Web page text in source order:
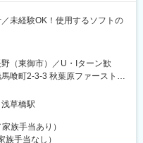
未経験OK！使用するソフトの
（東御市）／U・Iターン歓
喰町2-3-3 秋葉原ファーストス
り徒歩3分■JR中央・総武線
鉄浅草線「浅草橋駅」より徒
動車道「東部湯の丸IC」より
ー通勤可、駐車場（無料）完
草橋駅
族手当あり）
手当なし）